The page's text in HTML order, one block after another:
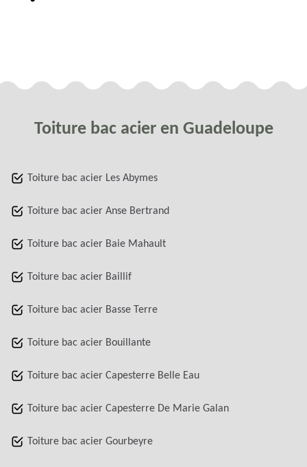
Toiture bac acier en Guadeloupe
Toiture bac acier Les Abymes
Toiture bac acier Anse Bertrand
Toiture bac acier Baie Mahault
Toiture bac acier Baillif
Toiture bac acier Basse Terre
Toiture bac acier Bouillante
Toiture bac acier Capesterre Belle Eau
Toiture bac acier Capesterre De Marie Galan
Toiture bac acier Gourbeyre